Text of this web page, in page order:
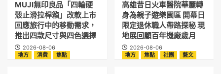
MUJI無印良品「四輪硬
殼止滑拉桿箱」改款上市
回應旅行中的移動需求，
推出四款尺寸與四色選擇
2026-08-06
高雄昔日火車醫院華麗轉
身為親子遊樂園區 開幕日
限定退休職人帶路探秘 現
地展回顧百年機廠歲月
2026-08-06
地方
消費 焦點 地方 焦點 社團 藝文